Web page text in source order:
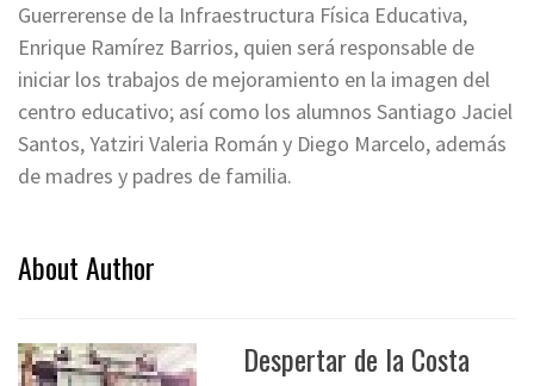
Guerrerense de la Infraestructura Física Educativa,
Enrique Ramírez Barrios, quien será responsable de
iniciar los trabajos de mejoramiento en la imagen del
centro educativo; así como los alumnos Santiago Jaciel
Santos, Yatziri Valeria Román y Diego Marcelo, además
de madres y padres de familia.
About Author
Despertar de la Costa